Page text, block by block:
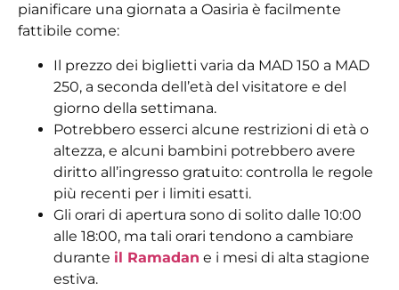
pianificare una giornata a Oasiria è facilmente
fattibile come:
Il prezzo dei biglietti varia da MAD 150 a MAD
250, a seconda dell’età del visitatore e del
giorno della settimana.
Potrebbero esserci alcune restrizioni di età o
altezza, e alcuni bambini potrebbero avere
diritto all’ingresso gratuito: controlla le regole
più recenti per i limiti esatti.
Gli orari di apertura sono di solito dalle 10:00
alle 18:00, ma tali orari tendono a cambiare
durante il Ramadan e i mesi di alta stagione
estiva.